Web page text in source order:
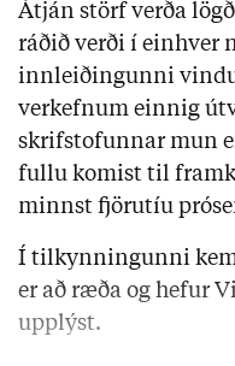
Átján störf verða
ráðið verði í einhver
innleiðingunni
verkefnum einnig
skrifstofunnar mun
fullu komist til
minnst fjörutíu
Í tilkynningunni
er að ræða og hefur
upplýst.